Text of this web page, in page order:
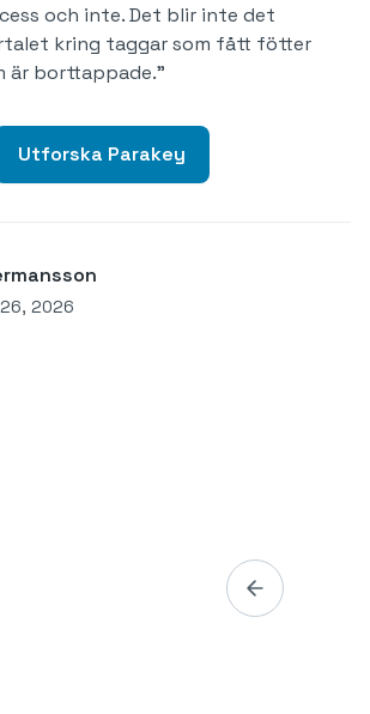
och inte. Det blir inte det
kring taggar som fått fötter
är borttappade.”
Utforska Parakey
2026